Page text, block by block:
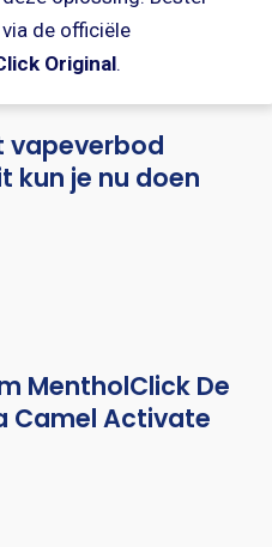
de officiële
Original.
vapeverbod
kun je nu doen
MentholClick De
Camel Activate